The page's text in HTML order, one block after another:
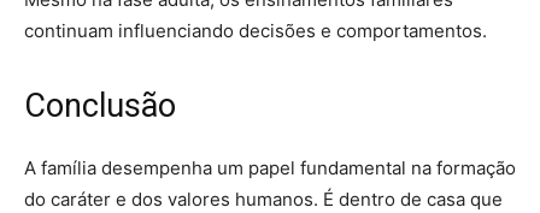
continuam influenciando decisões e comportamentos.
Conclusão
A família desempenha um papel fundamental na formação
do caráter e dos valores humanos. É dentro de casa que